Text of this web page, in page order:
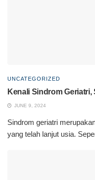
UNCATEGORIZED
Kenali Sindrom
JUNE 9, 2024
Sindrom geriatri
yang telah lanjut usia.